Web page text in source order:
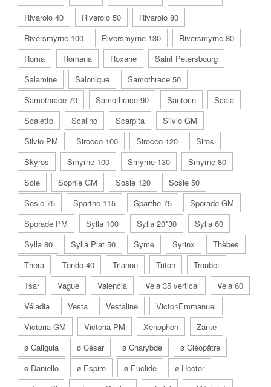
Rivarolo 40
Rivarolo 50
Rivarolo 80
Riversmyrne 100
Riversmyrne 130
Riversmyrne 80
Roma
Romana Roxane
Saint Petersbourg
Salamine
Salonique
Samothrace 50
Samothrace 70
Samothrace 90 Santorin
Scala
Scaletto
Scalino Scarpita
Silvio GM
Silvio PM
Sirocco 100 Sirocco 120
Siros
Skyros
Smyrne 100 Smyrne 130
Smyrne 80
Sole
Sophie GM Sosie 120
Sosie 50
Sosie 75
Sparthe 115 Sparthe 75
Sporade GM
Sporade PM
Sylla 100 Sylla 20*30
Sylla 60
Sylla 80
Sylla Plat 50 Syme Syrinx
Thèbes
Thera
Tondo 40 Trianon Triton
Troubet
Tsar
Vague Valencia Vela 35 vertical
Vela 60
Véladia
Vesta Vestaline
Victor-Emmanuel
Victoria GM
Victoria PM Xenophon
Zante
ø Caligula
ø César ø Charybde
ø Cléopâtre
ø Daniello
ø Espire ø Euclide
ø Hector